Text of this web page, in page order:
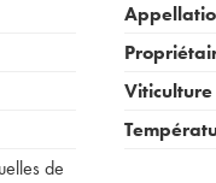
de
Viticulture